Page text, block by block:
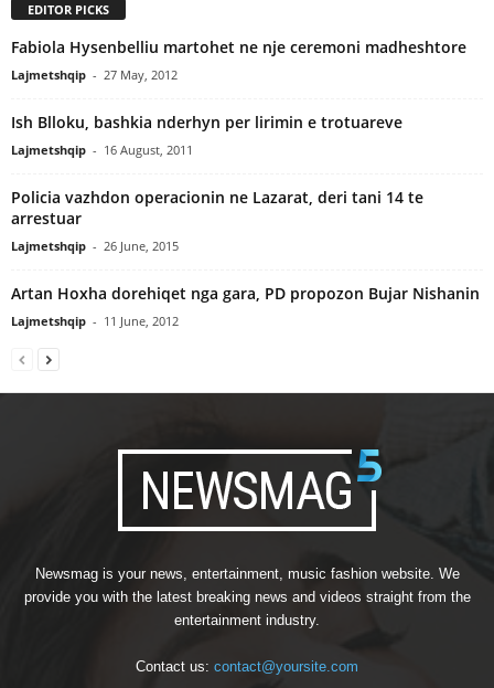
EDITOR PICKS
Fabiola Hysenbelliu martohet ne nje ceremoni madheshtore
Lajmetshqip - 27 May, 2012
Ish Blloku, bashkia nderhyn per lirimin e trotuareve
Lajmetshqip - 16 August, 2011
Policia vazhdon operacionin ne Lazarat, deri tani 14 te
arrestuar
Lajmetshqip - 26 June, 2015
Artan Hoxha dorehiqet nga gara, PD propozon Bujar Nishanin
Lajmetshqip - 11 June, 2012
Newsmag is your news, entertainment, music fashion website. We
provide you with the latest breaking news and videos straight from the
entertainment industry.
Contact us: contact@yoursite.com